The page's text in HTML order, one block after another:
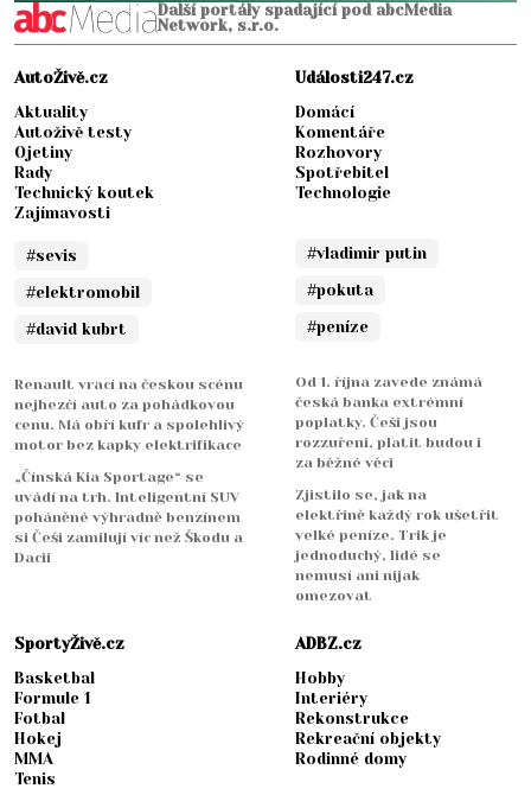
Další portály spadající pod abcMedia
Network, s.r.o.
AutoŽivě.cz
Aktuality
Autoživě testy
Ojetiny
Rady
Technický koutek
Zajímavosti
#sevis
#elektromobil
#david kubrt
Renault vrací na českou scénu
nejhezčí auto za pohádkovou
cenu. Má obří kufr a spolehlivý
motor bez kapky elektrifikace
„Čínská Kia Sportage“ se
uvádí na trh. Inteligentní SUV
poháněné výhradně benzínem
si Češi zamilují víc než Škodu a
Dacii
Události247.cz
Domácí
Komentáře
Rozhovory
Spotřebitel
Technologie
#vladimir putin
#pokuta
#peníze
Od 1. října zavede známá
česká banka extrémní
poplatky. Češi jsou
rozzuřeni, platit budou i
za běžné věci
Zjistilo se, jak na
elektřině každý rok ušetřit
velké peníze. Trik je
jednoduchý, lidé se
nemusí ani nijak
omezovat
SportyŽivě.cz
Basketbal
Formule 1
Fotbal
Hokej
MMA
Tenis
ADBZ.cz
Hobby
Interiéry
Rekonstrukce
Rekreační objekty
Rodinné domy